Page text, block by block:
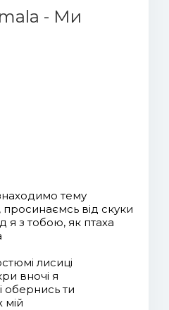
- Ми
тему
від скуки
я з тобою, як птаха
лисиці
вночі я
обернись ти
мій